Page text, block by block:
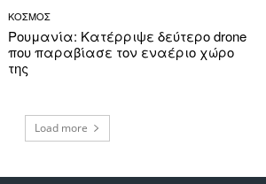
ΚΟΣΜΟΣ
Ρουμανία: Κατέρριψε δεύτερο drone
που παραβίασε τον εναέριο χώρο
της
Load more